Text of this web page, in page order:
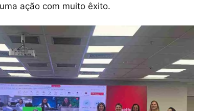
ação com muito êxito.